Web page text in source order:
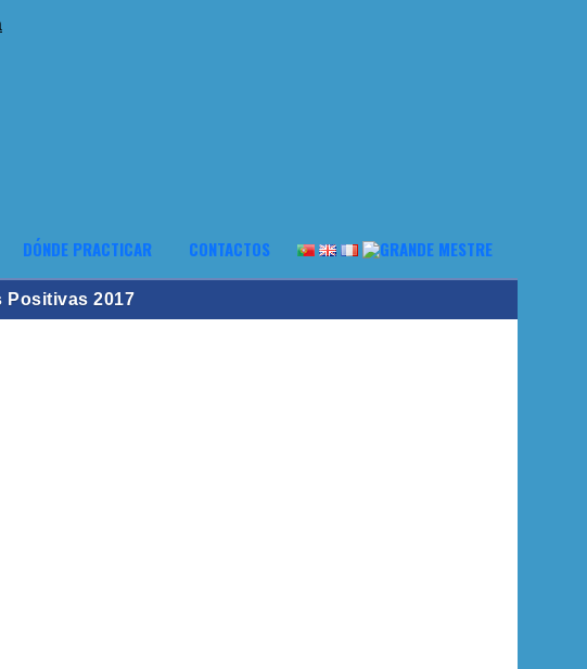
DÓNDE PRACTICAR CONTACTOS
Positivas 2017